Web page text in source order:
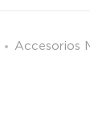
Accesorios